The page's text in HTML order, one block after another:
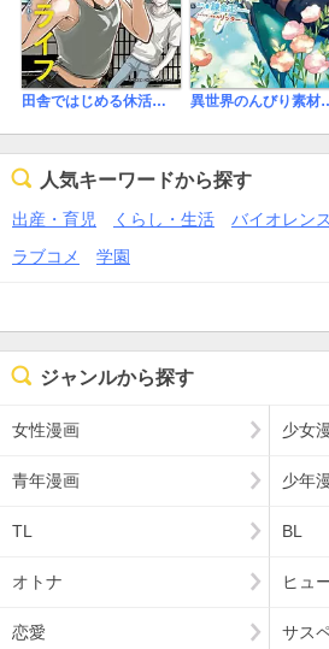
田舎ではじめる休活スローライフ～ちょっと仕事辞めて実家に帰るわ～ 異世界のんび
人気キーワードから探す
出産・育児 くらし・生活 バイオレンス
ラブコメ
学園
ジャンルから探す
女性漫画 少女
青年漫画 少年
TL BL
オトナ ヒュ
恋愛 サス